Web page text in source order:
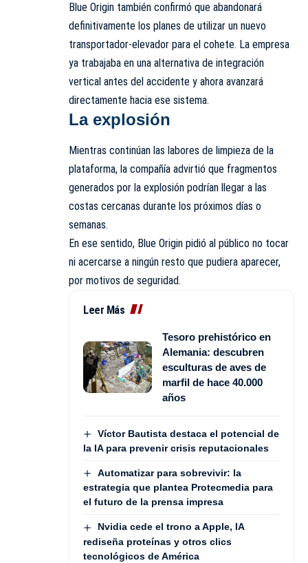
Blue Origin también confirmó que abandonará
definitivamente los planes de utilizar un nuevo
transportador-elevador para el cohete. La empresa
ya trabajaba en una alternativa de integración
vertical antes del accidente y ahora avanzará
directamente hacia ese sistema.
La explosión
Mientras continúan las labores de limpieza de la
plataforma, la compañía advirtió que fragmentos
generados por la explosión podrían llegar a las
costas cercanas durante los próximos días o
semanas.
En ese sentido, Blue Origin pidió al público no tocar
ni acercarse a ningún resto que pudiera aparecer,
por motivos de seguridad.
Leer Más
Tesoro prehistórico en
Alemania: descubren
esculturas de aves de
marfil de hace 40.000
años
Víctor Bautista destaca el potencial de
la IA para prevenir crisis reputacionales
Automatizar para sobrevivir: la
estrategia que plantea Protecmedia para
el futuro de la prensa impresa
Nvidia cede el trono a Apple, IA
rediseña proteínas y otros clics
tecnológicos de América